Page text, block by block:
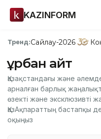
KAZINFORM
Тренд:Сайлау-2026
Құрбан айт
Қазақстандағы және
арналған барлық
өзекті және эксклюзивті
ҚазАқпараттың бастапқы
оқыңыз